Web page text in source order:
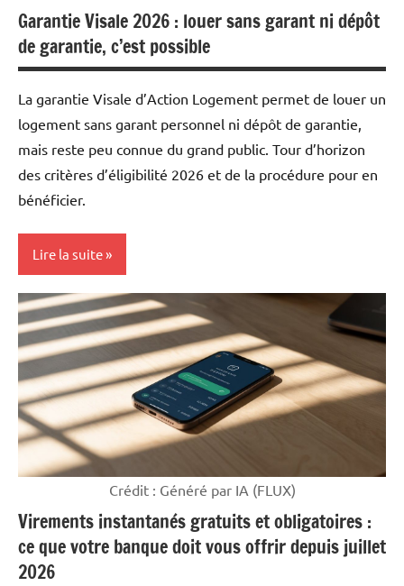
Garantie Visale 2026 : louer sans garant ni dépôt
de garantie, c’est possible
La garantie Visale d’Action Logement permet de louer un
logement sans garant personnel ni dépôt de garantie,
mais reste peu connue du grand public. Tour d’horizon
des critères d’éligibilité 2026 et de la procédure pour en
bénéficier.
Lire la suite
Mon
argent
Crédit : Généré par IA (FLUX)
Virements instantanés gratuits et obligatoires :
ce que votre banque doit vous offrir depuis juillet
2026